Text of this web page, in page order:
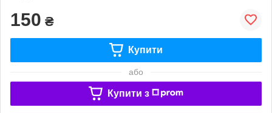
150 ₴
Купити
або
Купити з